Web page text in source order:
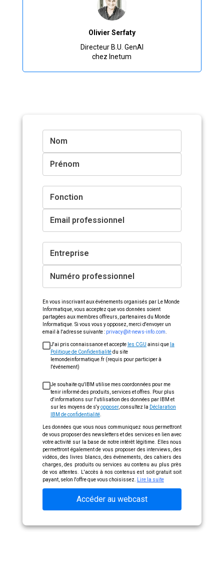
Olivier Serfaty
Directeur B.U. GenAI
chez Inetum
Nom
Prénom
Fonction
Email professionnel
Entreprise
Numéro professionnel
En vous inscrivant aux événements organisés par Le Monde
Informatique, vous acceptez que vos données soient
partagées aux membres offreurs, partenaires du Monde
Informatique. Si vous vous y opposez, merci d'envoyer un
email à l'adresse suivante : privacy@it-news-info.com
J'ai pris connaissance et accepte les CGU ainsi que la
Politique de Confidentialitédu site
lemondeinformatique.fr (requis pour participer à
l'événement)
Je souhaite qu'IBM utilise mes coordonnées pour me
tenir informé des produits, services et offres. Pour plus
d'informations sur l'utilisation des données par IBM et
sur les moyens de s'yopposer, consultez la Déclaration
IBM de confidentialité.
Les données que vous nous communiquez nous permettront
de vous proposer des newsletters et des services en lien avec
votre activité sur la base de notre intérêt légitime. Elles nous
permettront également de vous proposer des interviews, des
vidéos, des livres blancs, des événements, des cahiers des
charges, des produits ou services au contenu au plus près
de vos attentes. L'accès à nos contenus est soit gratuit soit
payant, selon l'offre que vous choisissez.
Lire la suite
Accéder au webcast